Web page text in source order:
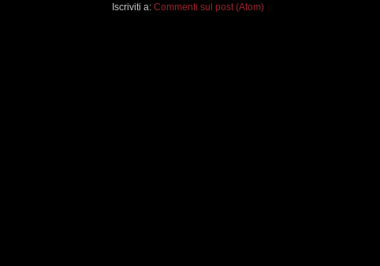
Iscriviti a: Commenti sul post (Atom)